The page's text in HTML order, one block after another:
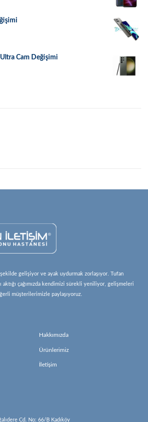
Cam Değişimi
gelişiyor ve ayak uydurmak zorlaşıyor. Tufan
aktığı çağımızda kendimizi sürekli yeniliyor, gelişmeleri
müşterilerimizle paylaşıyoruz.
Hakkımızda
Ürünlerimiz
İletişim
Cd. No: 66/B Kadıköy